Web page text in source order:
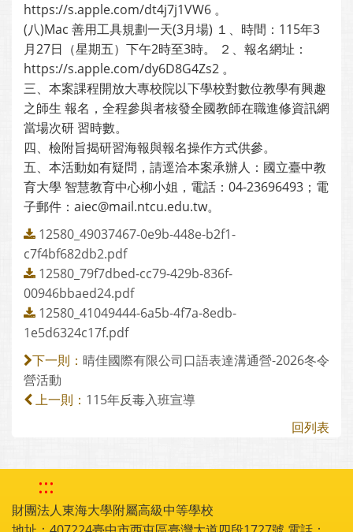
https://s.apple.com/dt4j7j1VW6 。
(八)Mac 善用工具規劃一天(3月場) １、時間：115年3
月27日（星期五）下午2時至3時。 ２、報名網址：
https://s.apple.com/dy6D8G4Zs2 。
三、本案課程開放大專校院以下學校對數位教學有興趣
之師生 報名，全程參與者核發全國教師在職進修資訊網
當場次研 習時數。
四、檢附旨揭研習海報與報名操作方式供參。
五、本活動如有疑問，請逕洽本案承辦人：國立臺中教
育大學 智慧教育中心柳小姐，電話：04-23696493；電
子郵件：aiec@mail.ntcu.edu.tw。
12580_49037467-0e9b-448e-b2f1-
c7f4bf682db2.pdf
12580_79f7dbed-cc79-429b-836f-
00946bbaed24.pdf
12580_41049444-6a5b-4f7a-8edb-
1e5d6324c17f.pdf
下一則： 晴佳國際有限公司口語表達溝通營-2026冬令
營活動
上一則： 115年反毒入班宣導
回列表
:::
財團法人東海大學附屬高級中等學校